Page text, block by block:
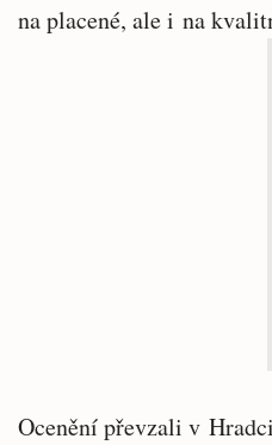
na placené, ale i na
Ocenění převzali v